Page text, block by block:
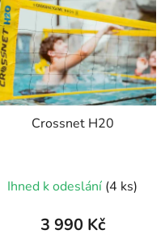
Crossnet H20
Ihned k odeslání (4 ks)
3 990 Kč